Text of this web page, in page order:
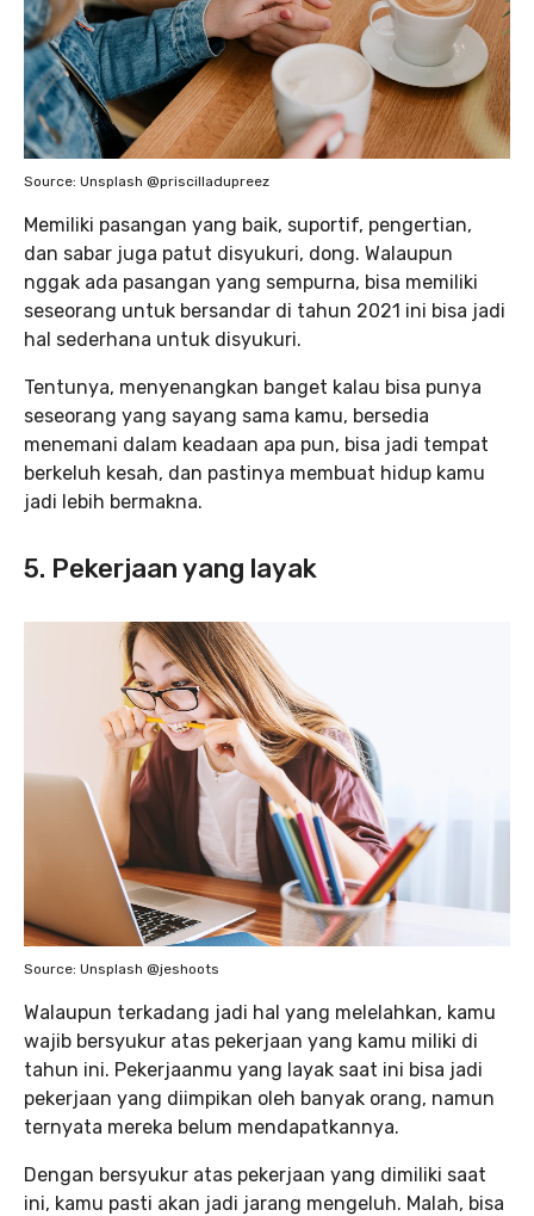
Source: Unsplash @priscilladupreez
Memiliki pasangan yang baik, suportif, pengertian,
dan sabar juga patut disyukuri, dong. Walaupun
nggak ada pasangan yang sempurna, bisa memiliki
seseorang untuk bersandar di tahun 2021 ini bisa jadi
hal sederhana untuk disyukuri.
Tentunya, menyenangkan banget kalau bisa punya
seseorang yang sayang sama kamu, bersedia
menemani dalam keadaan apa pun, bisa jadi tempat
berkeluh kesah, dan pastinya membuat hidup kamu
jadi lebih bermakna.
5. Pekerjaan yang layak
Source: Unsplash @jeshoots
Walaupun terkadang jadi hal yang melelahkan, kamu
wajib bersyukur atas pekerjaan yang kamu miliki di
tahun ini. Pekerjaanmu yang layak saat ini bisa jadi
pekerjaan yang diimpikan oleh banyak orang, namun
ternyata mereka belum mendapatkannya.
Dengan bersyukur atas pekerjaan yang dimiliki saat
ini, kamu pasti akan jadi jarang mengeluh. Malah, bisa